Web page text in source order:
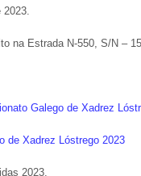
2023.
na Estrada N-550, S/N –
Galego de Xadrez
de Xadrez Lóstrego 2023
2023.